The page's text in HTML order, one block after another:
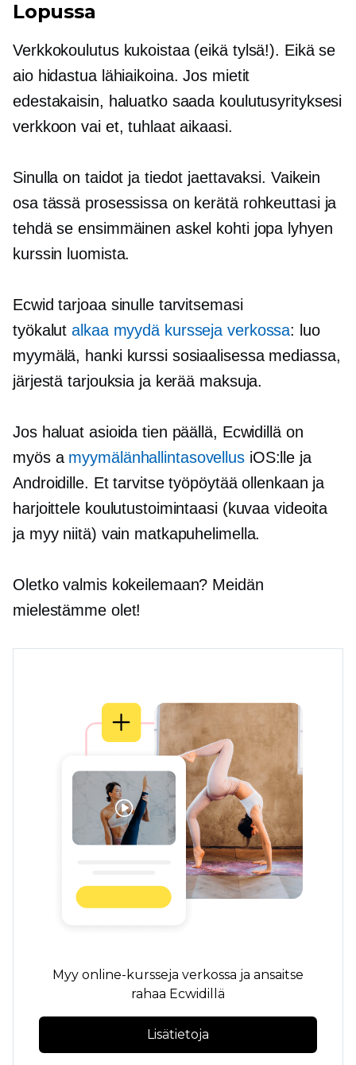
Lopussa
Verkkokoulutus kukoistaa (eikä tylsä!). Eikä se
aio hidastua lähiaikoina. Jos mietit
edestakaisin, haluatko saada koulutusyrityksesi
verkkoon vai et, tuhlaat aikaasi.
Sinulla on taidot ja tiedot jaettavaksi. Vaikein
osa tässä prosessissa on kerätä rohkeuttasi ja
tehdä se ensimmäinen askel kohti jopa lyhyen
kurssin luomista.
Ecwid tarjoaa sinulle tarvitsemasi
työkalutalkaa myydä kursseja verkossa: luo
myymälä, hanki kurssi sosiaalisessa mediassa,
järjestä tarjouksia ja kerää maksuja.
Jos haluat asioida tien päällä, Ecwidillä on
myös a myymälänhallintasovellusiOS:lle ja
Androidille. Et tarvitse työpöytää ollenkaan ja
harjoittele koulutustoimintaasi (kuvaa videoita
ja myy niitä) vain matkapuhelimella.
Oletko valmis kokeilemaan? Meidän
mielestämme olet!
Myy online-kursseja verkossa ja ansaitse
rahaa Ecwidillä
Lisätietoja